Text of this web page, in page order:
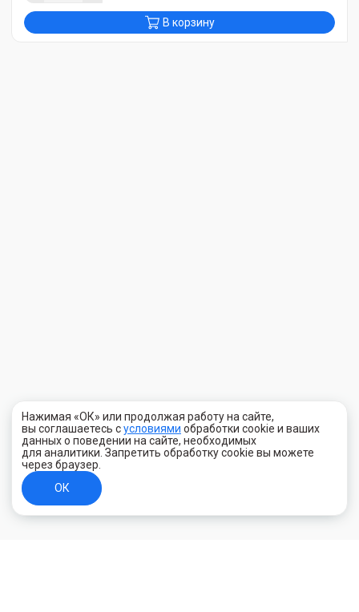
В корзину
Нажимая «ОК» или продолжая работу на сайте,
вы соглашаетесь сусловиями обработки cookie и ваших
данных о поведении на сайте, необходимых
для аналитики. Запретить обработку cookie вы можете
через браузер.
ОК